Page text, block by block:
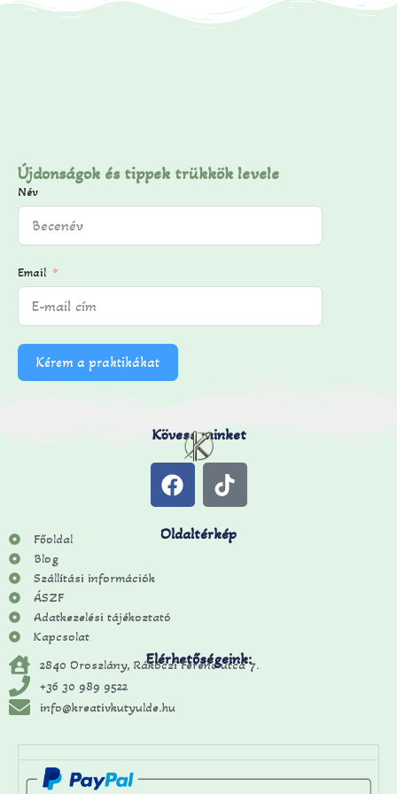
Újdonságok és tippek trükkök levele
Név
Email
Kérem a praktikákat
Kövess minket
Oldaltérkép
Főoldal
Blog
Szállítási információk
ÁSZF
Adatkezelési tájékoztató
Kapcsolat
Elérhetőségeink:
2840 Oroszlány, Rákóczi Ferenc utca 7.
+36 30 989 9522
info@kreativkutyulde.hu